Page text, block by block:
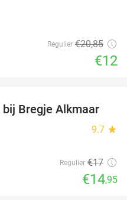
Regulier €20,85
€12
12%
Bregje Alkmaar
9.7 star
Regulier €17
€14,95